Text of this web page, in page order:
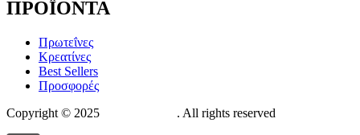
ΠΡΟΪΟΝΤΑ
Πρωτεΐνες
Κρεατίνες
Best Sellers
Προσφορές
Copyright © 2025
. All rights reserved